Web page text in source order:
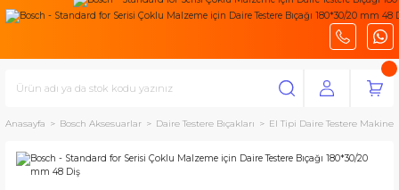
Anasayfa Bosch Aksesuarlar Daire Testere Bıçakları El Tipi Daire Testere